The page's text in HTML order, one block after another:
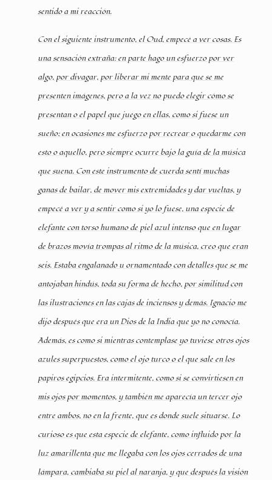
sentido a mi reacción.
Con el siguiente instrumento, el Oud, empecé a ver cosas. Es
una sensación extraña: en parte hago un esfuerzo por ver
algo, por divagar, por liberar mi mente para que se me
presenten imágenes, pero a la vez no puedo elegir cómo se
presentan o el papel que juego en ellas, como si fuese un
sueño; en ocasiones me esfuerzo por recrear o quedarme con
esto o aquello, pero siempre ocurre bajo la guía de la música
que suena. Con este instrumento de cuerda sentí muchas
ganas de bailar, de mover mis extremidades y dar vueltas, y
empecé a ver y a sentir como si yo lo fuese, una especie de
elefante con torso humano de piel azul intenso que en lugar
de brazos movía trompas al ritmo de la música, creo que eran
seis. Estaba engalanado u ornamentado con detalles que se me
antojaban hindús, toda su forma de hecho, por similitud con
las ilustraciones en las cajas de inciensos y demás. Ignacio me
dijo después que era un Dios de la India que yo no conocía.
Además, es como si mientras contemplase yo tuviese otros ojos
azules superpuestos, como el ojo turco o el que sale en los
papiros egipcios. Era intermitente, como si se convirtiesen en
mis ojos por momentos, y también me aparecía un tercer ojo
entre ambos, no en la frente, que es donde suele situarse. Lo
curioso es que esta especie de elefante, como influido por la
luz amarillenta que me llegaba con los ojos cerrados de una
lámpara, cambiaba su piel al naranja, y que después la visión